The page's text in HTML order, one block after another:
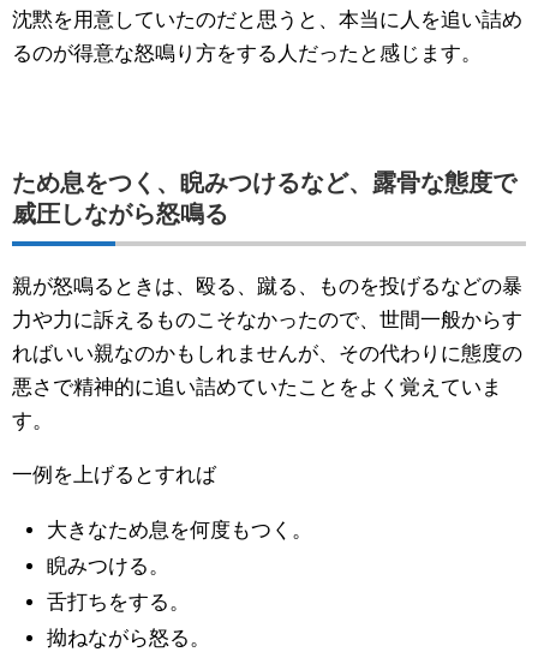
沈黙を用意していたのだと思うと、本当に人を追い詰め
るのが得意な怒鳴り方をする人だったと感じます。
ため息をつく、睨みつけるなど、露骨な態度で
威圧しながら怒鳴る
親が怒鳴るときは、殴る、蹴る、ものを投げるなどの暴
力や力に訴えるものこそなかったので、世間一般からす
ればいい親なのかもしれませんが、その代わりに態度の
悪さで精神的に追い詰めていたことをよく覚えていま
す。
一例を上げるとすれば
大きなため息を何度もつく。
睨みつける。
舌打ちをする。
拗ねながら怒る。